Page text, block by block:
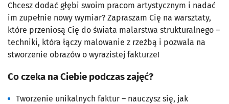
Chcesz dodać głębi swoim pracom artystycznym i nadać
im zupełnie nowy wymiar? Zapraszam Cię na warsztaty,
które przeniosą Cię do świata malarstwa strukturalnego –
techniki, która łączy malowanie z rzeźbą i pozwala na
stworzenie obrazów o wyrazistej fakturze!
Co czeka na Ciebie podczas zajęć?
Tworzenie unikalnych faktur – nauczysz się, jak